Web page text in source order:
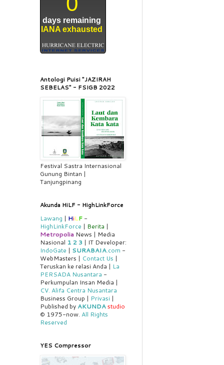
Antologi Puisi "JAZIRAH
SEBELAS" - FSIGB 2022
Festival Sastra Internasional
Gunung Bintan |
Tanjungpinang
Akunda HiLF - HighLinkForce
Lawang | HiLF -
HighLinkForce | Berita |
Metropolia News | Media
Nasional 1 2 3 | IT Developer:
IndoGate | SURABAIA.com -
WebMasters | Contact Us |
Teruskan ke relasi Anda | La
PERSADA Nusantara -
Perkumpulan Insan Media |
CV. Alifa Centra Nusantara
Business Group | Privasi |
Published by AKUNDAstudio
© 1975-now. All Rights
Reserved
YES Compressor